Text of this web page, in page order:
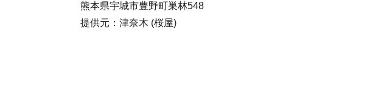
熊本県宇城市豊野町巣林548
提供元：津奈木 (桜屋)